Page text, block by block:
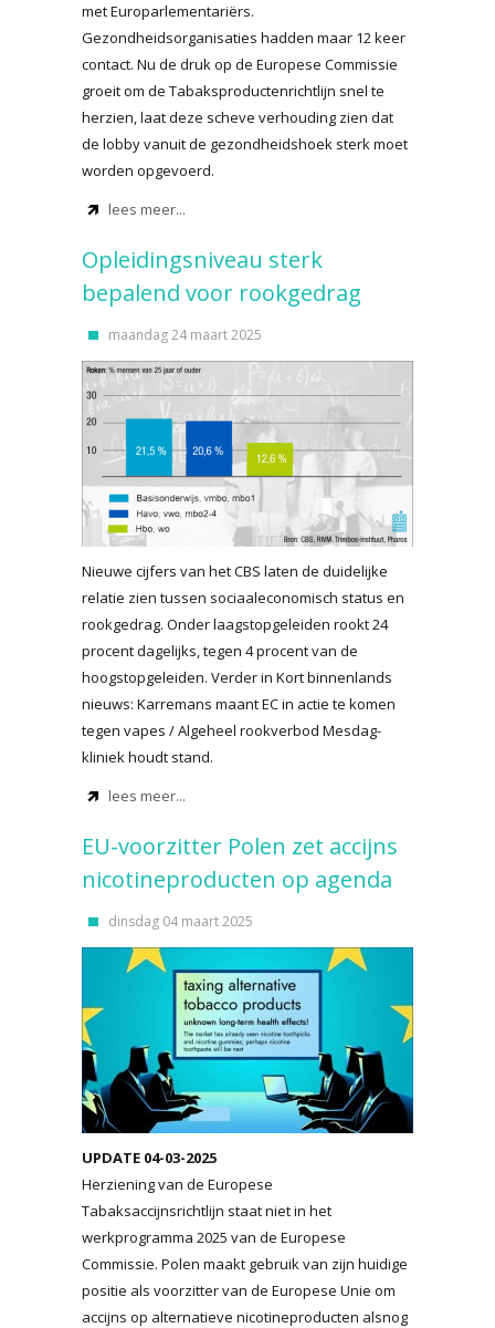
met Europarlementariërs.
Gezondheidsorganisaties hadden maar 12 keer
contact. Nu de druk op de Europese Commissie
groeit om de Tabaksproductenrichtlijn snel te
herzien, laat deze scheve verhouding zien dat
de lobby vanuit de gezondheidshoek sterk moet
worden opgevoerd.
lees meer...
Opleidingsniveau sterk
bepalend voor rookgedrag
maandag 24 maart 2025
Nieuwe cijfers van het CBS laten de duidelijke
relatie zien tussen sociaaleconomisch status en
rookgedrag. Onder laagstopgeleiden rookt 24
procent dagelijks, tegen 4 procent van de
hoogstopgeleiden. Verder in Kort binnenlands
nieuws: Karremans maant EC in actie te komen
tegen vapes / Algeheel rookverbod Mesdag-
kliniek houdt stand.
lees meer...
EU-voorzitter Polen zet accijns
nicotineproducten op agenda
dinsdag 04 maart 2025
UPDATE 04-03-2025
Herziening van de Europese
Tabaksaccijnsrichtlijn staat niet in het
werkprogramma 2025 van de Europese
Commissie. Polen maakt gebruik van zijn huidige
positie als voorzitter van de Europese Unie om
accijns op alternatieve nicotineproducten alsnog